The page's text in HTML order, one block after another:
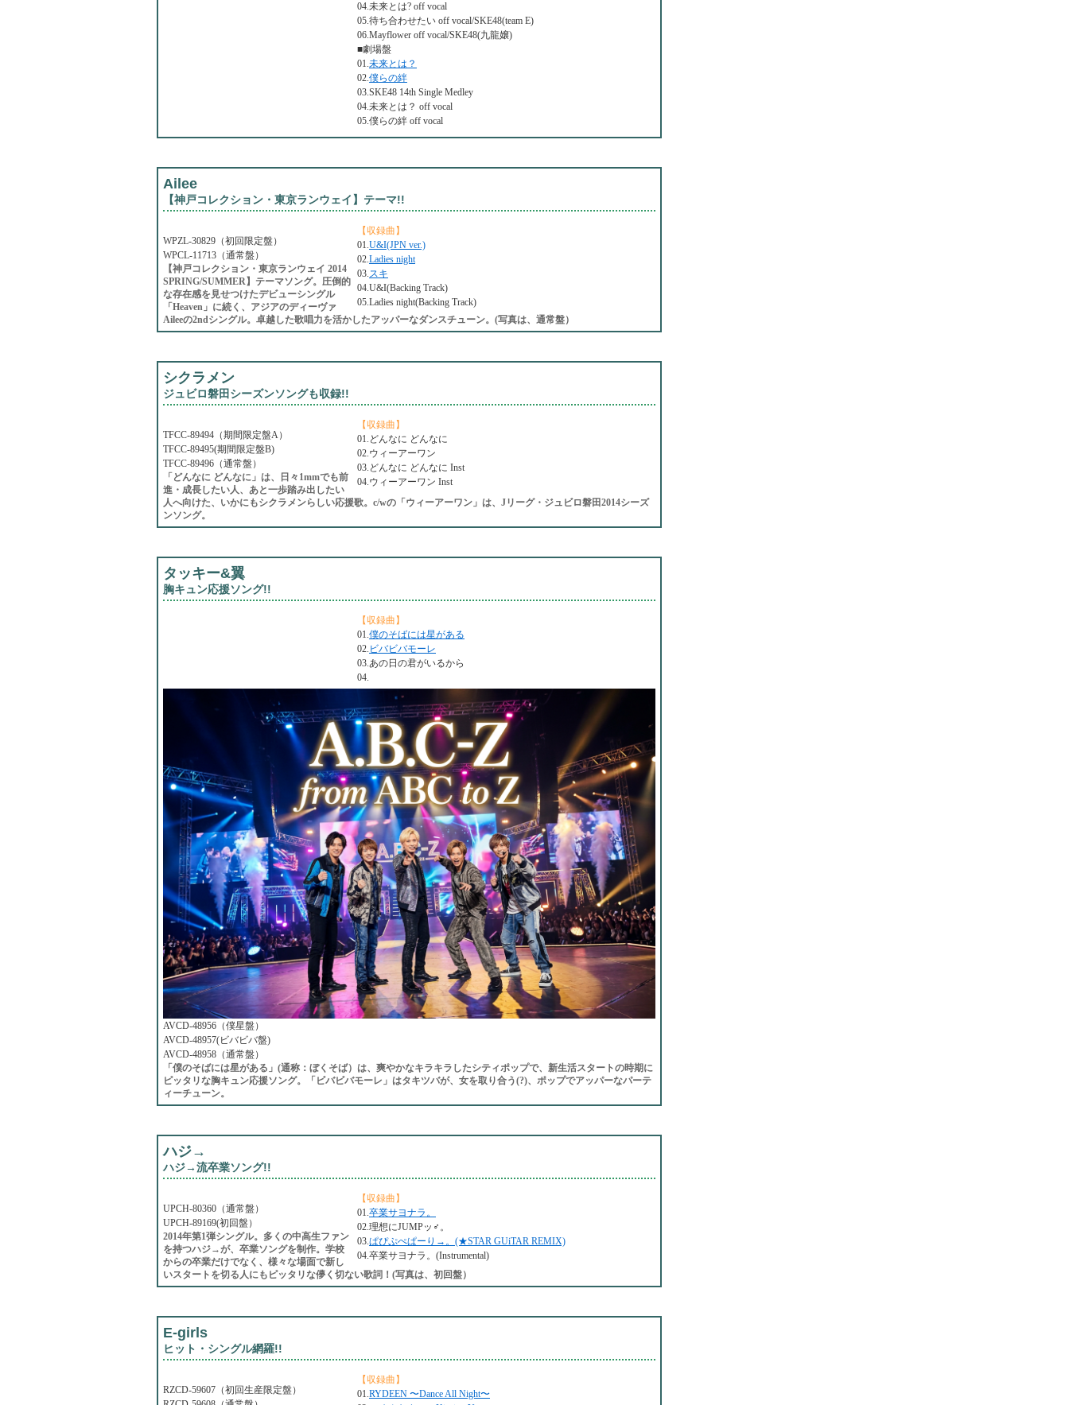
04.未来とは? off vocal
05.待ち合わせたい off vocal/SKE48(team E)
06.Mayflower off vocal/SKE48(九龍嬢)
■劇場盤
01.未来とは？
02.僕らの絆
03.SKE48 14th Single Medley
04.未来とは？ off vocal
05.僕らの絆 off vocal
Ailee
【神戸コレクション・東京ランウェイ】テーマ!!
【収録曲】
01.U&I(JPN ver.)
02.Ladies night
03.スキ
04.U&I(Backing Track)
05.Ladies night(Backing Track)
WPZL-30829（初回限定盤）
WPCL-11713（通常盤）
【神戸コレクション・東京ランウェイ 2014
SPRING/SUMMER】テーマソング。圧倒的
な存在感を見せつけたデビューシングル
「Heaven」に続く、アジアのディーヴァ
Aileeの2ndシングル。卓越した歌唱力を活かしたアッパーなダンスチューン。(写真は、通常盤）
シクラメン
ジュビロ磐田シーズンソングも収録!!
【収録曲】
01.どんなに どんなに
02.ウィーアーワン
03.どんなに どんなに Inst
04.ウィーアーワン Inst
TFCC-89494（期間限定盤A）
TFCC-89495(期間限定盤B)
TFCC-89496（通常盤）
「どんなに どんなに」は、日々1mmでも前
進・成長したい人、あと一歩踏み出したい
人へ向けた、いかにもシクラメンらしい応援歌。c/wの「ウィーアーワン」は、Jリーグ・ジュビロ磐田2014シーズ
ンソング。
タッキー&翼
胸キュン応援ソング!!
【収録曲】
01.僕のそばには星がある
02. ビバビバモーレ
03.あの日の君がいるから
04.
AVCD-48956（僕星盤）
AVCD-48957(ビバビバ盤)
AVCD-48958（通常盤）
「僕のそばには星がある」(通称：ぼくそば）は、爽やかなキラキラしたシティポップで、新生活スタートの時期に
ピッタリな胸キュン応援ソング。「ビバビバモーレ」はタキツバが、女を取り合う(?)、ポップでアッパーなパーテ
ィーチューン。
ハジ→
ハジ→流卒業ソング!!
【収録曲】
01.卒業サヨナラ。
02.理想にJUMPッ♂。
03.ぱぴぷぺぱーり→。(★STAR GUiTAR REMIX)
04.卒業サヨナラ。(Instrumental)
UPCH-80360（通常盤）
UPCH-89169(初回盤）
2014年第1弾シングル。多くの中高生ファン
を持つハジ→が、卒業ソングを制作。学校
からの卒業だけでなく、様々な場面で新し
いスタートを切る人にもピッタリな儚く切ない歌詞！(写真は、初回盤）
E-girls
ヒット・シングル網羅!!
【収録曲】
01.RYDEEN 〜Dance All Night〜
RZCD-59607（初回生産限定盤）